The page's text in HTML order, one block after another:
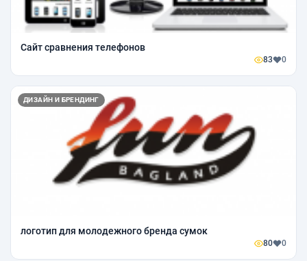
Сайт сравнения телефонов
83 0
ДИЗАЙН И БРЕНДИНГ
логотип для молодежного бренда сумок
80 0